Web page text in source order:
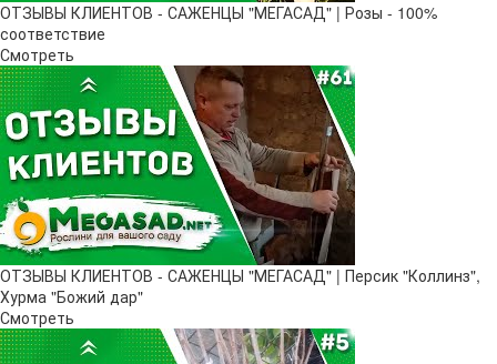
ОТЗЫВЫ КЛИЕНТОВ - САЖЕНЦЫ "МЕГАСАД" | Розы - 100%
соответствие
Смотреть
ОТЗЫВЫ КЛИЕНТОВ - САЖЕНЦЫ "МЕГАСАД" | Персик "Коллинз",
Хурма "Божий дар"
Смотреть